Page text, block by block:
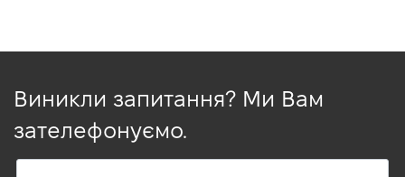
Виникли запитання? Ми Вам
зателефонуємо.